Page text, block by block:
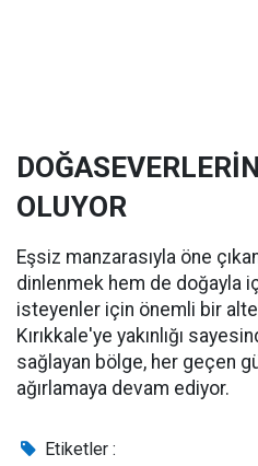
OLUYOR
Eşsiz manzarasıyla öne
dinlenmek hem de doğayla
isteyenler için önemli bir
Kırıkkale'ye yakınlığı
sağlayan bölge, her geçen
ağırlamaya devam ediyor.
Etiketler :